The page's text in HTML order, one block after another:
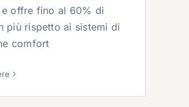
offre fino al 60% di
più rispetto ai sistemi di
comfort